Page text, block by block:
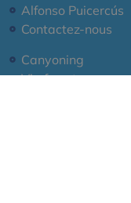
Alfonso Puicercús
Contactez-nous
Canyoning
Via ferrata